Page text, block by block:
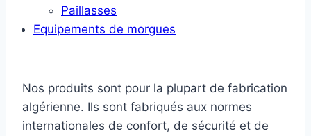
Paillasses
Equipements de morgues
Nos produits sont pour la plupart de fabrication
algérienne. Ils sont fabriqués aux normes
internationales de confort, de sécurité et de